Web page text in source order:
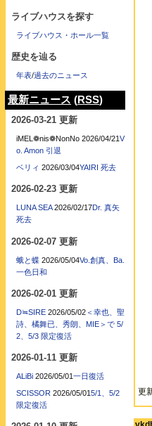
更
ライブハウスを探す
ライブハウス・ホール一覧
歴史を辿る
年表/過去のニュース
最新ニュース (RSS)
2026-03-21 更新
iMEL❁nis❁NonNo 2026/04/21 V
o. Amon 引退
ベリィ 2026/03/04YAIRI 死去
2026-02-23 更新
LUNA SEA 2026/02/17Dr. 真矢
死去
2026-02-07 更新
蛾と蝶 2026/05/04Vo.創真、Ba.
一色日和
2026-02-01 更新
D≒SIRE 2026/05/02＜幸也、聖
詩、橘舞已、秀朗、MIE＞で 5/
2、5/3 限定復活
2026-01-11 更新
ALiBi 2026/05/01一日復活
SCISSOR 2026/05/015/1、5/2
限定復活